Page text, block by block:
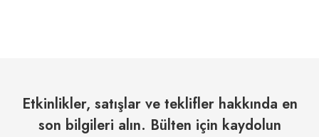
Etkinlikler, satışlar ve teklifler hakkında en
son bilgileri alın. Bülten için kaydolun